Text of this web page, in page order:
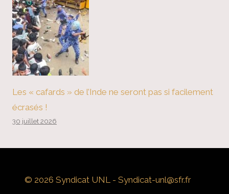
Les « cafards » de l’Inde ne seront pas si facilement
écrasés !
30 juillet 2026
© 2026 Syndicat UNL - Syndicat-unl@sfr.fr